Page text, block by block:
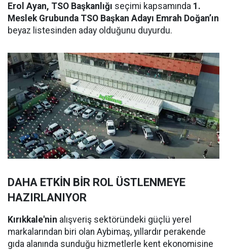
Erol Ayan, TSO Başkanlığı seçimi kapsamında 1.
Meslek Grubunda TSO Başkan Adayı Emrah Doğan’ın
beyaz listesinden aday olduğunu duyurdu.
DAHA ETKİN BİR ROL ÜSTLENMEYE
HAZIRLANIYOR
Kırıkkale'nin alışveriş sektöründeki güçlü yerel
markalarından biri olan Aybimaş, yıllardır perakende
gıda alanında sunduğu hizmetlerle kent ekonomisine